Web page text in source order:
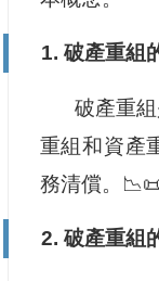
1. 破產重組
破產重
重組和資產
務清償。
2. 破產重組